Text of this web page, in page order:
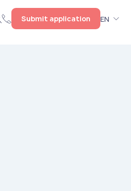
Submit application EN